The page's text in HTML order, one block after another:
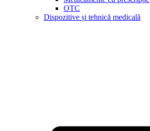
OTC
Dispozitive și tehnică medicală